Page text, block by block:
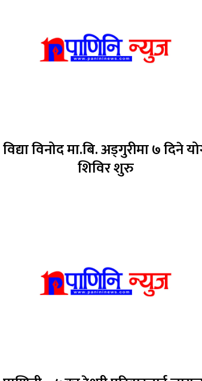
विद्या विनोद मा.बि. अड्गुरीमा ७ दिने
शिविर शुरु